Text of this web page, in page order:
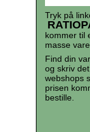
Tryk på
kommer til
masse
Find din
og skriv det
webshops
prisen
bestille.